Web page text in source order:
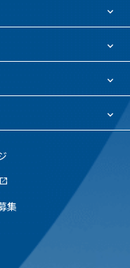
open_in_new
集